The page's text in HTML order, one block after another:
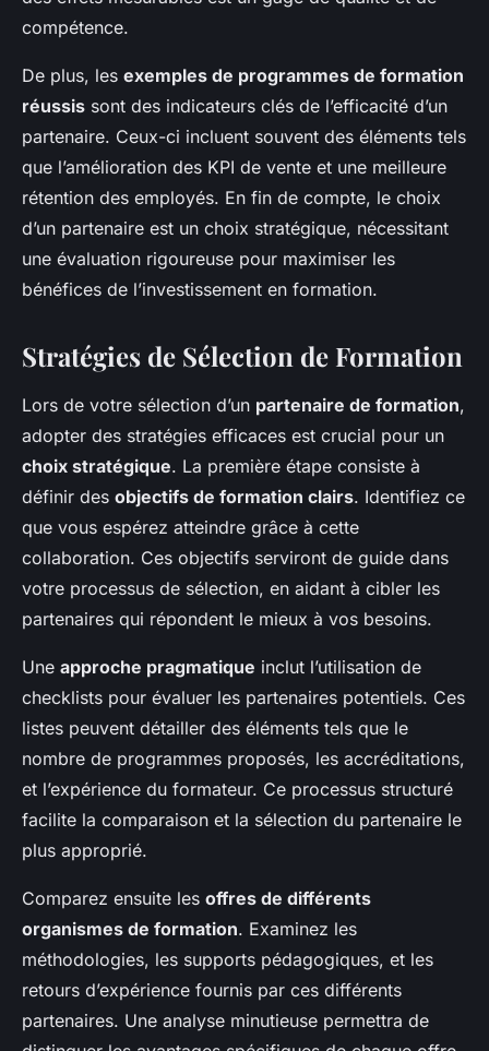
compétence.
De plus, les exemples de programmes de formation
réussis sont des indicateurs clés de l’efficacité d’un
partenaire. Ceux-ci incluent souvent des éléments tels
que l’amélioration des KPI de vente et une meilleure
rétention des employés. En fin de compte, le choix
d’un partenaire est un choix stratégique, nécessitant
une évaluation rigoureuse pour maximiser les
bénéfices de l’investissement en formation.
Stratégies de Sélection de Formation
Lors de votre sélection d’un partenaire de formation,
adopter des stratégies efficaces est crucial pour un
choix stratégique. La première étape consiste à
définir des objectifs de formation clairs. Identifiez ce
que vous espérez atteindre grâce à cette
collaboration. Ces objectifs serviront de guide dans
votre processus de sélection, en aidant à cibler les
partenaires qui répondent le mieux à vos besoins.
Une approche pragmatique inclut l’utilisation de
checklists pour évaluer les partenaires potentiels. Ces
listes peuvent détailler des éléments tels que le
nombre de programmes proposés, les accréditations,
et l’expérience du formateur. Ce processus structuré
facilite la comparaison et la sélection du partenaire le
plus approprié.
Comparez ensuite les offres de différents
organismes de formation. Examinez les
méthodologies, les supports pédagogiques, et les
retours d’expérience fournis par ces différents
partenaires. Une analyse minutieuse permettra de